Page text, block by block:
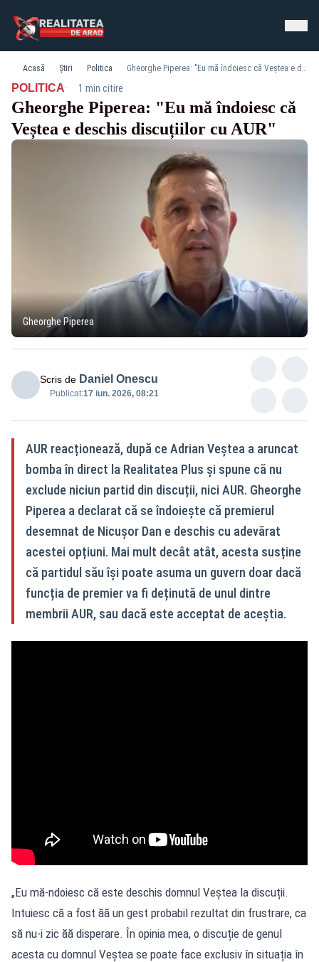
Acasă Știri Politica Gheorghe Piperea: "Eu mă îndoiesc că Veștea e deschis discuțiilor cu AUR"
POLITICA· 1 min citire
Gheorghe Piperea: "Eu mă îndoiesc că
Veștea e deschis discuțiilor cu AUR"
Gheorghe Piperea
Scris de Daniel Onescu
Publicat:17 iun. 2026, 08:21
AUR reacționează, după ce Adrian Veștea a aruncat
bomba în direct la Realitatea Plus și spune că nu
exclude niciun partid din discuții, nici AUR. Gheorghe
Piperea a declarat că se îndoiește că premierul
desemnat de Nicușor Dan e deschis cu adevărat
acestei opțiuni. Mai mult decât atât, acesta susține
că partidul său își poate asuma un guvern doar dacă
funcția de premier va fi deținută de unul dintre
membrii AUR, sau dacă este acceptat de aceștia.
„Eu mă-ndoiesc că este deschis domnul Veștea la discuții.
Intuiesc că a fost ăă un gest probabil rezultat din frustrare, ca
să nu-i zic ăă disperare. În opinia mea, o discuție de genul
acesta cu domnul Veștea se poate face exclusiv în situația în